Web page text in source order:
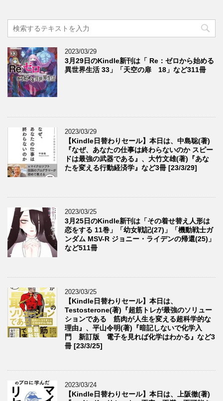
2023/03/29
3月29日のKindle新刊は「 Re：ゼロから始める
異世界生活 33」「天空の扉 18」など311冊
2023/03/29
【Kindle日替わりセール】本日は、中島聡(著)
『なぜ、あなたの仕事は終わらないのか スピー
ドは最強の武器である』、大竹文雄(著)『あな
たを変える行動経済学』など3冊 [23/3/29]
2023/03/25
3月25日のKindle新刊は「その着せ替え人形は
恋をする 11巻」「幼女戦記(27)」「機動戦士ガ
ンダム MSV-R ジョニー・ライデンの帰還(25)」
など511冊
2023/03/25
【Kindle日替わりセール】本日は、
Testosterone(著)『超筋トレが最強のソリュー
ションである 筋肉が人生を変える超科学的な
理由』、平山令明(著)『暗記しないで化学入
門 新訂版 電子を見れば化学はわかる』など3
冊 [23/3/25]
2023/03/24
【Kindle日替わりセール】本日は、上阪徹(著)